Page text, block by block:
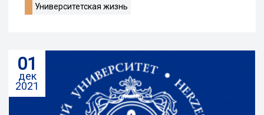
Университетская жизнь
01
дек
2021